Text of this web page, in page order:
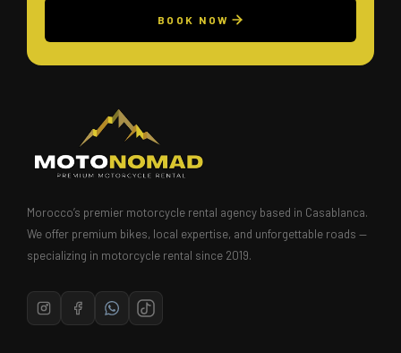
BOOK NOW
Morocco’s premier motorcycle rental agency based in Casablanca.
We offer premium bikes, local expertise, and unforgettable roads —
specializing in motorcycle rental since 2019.